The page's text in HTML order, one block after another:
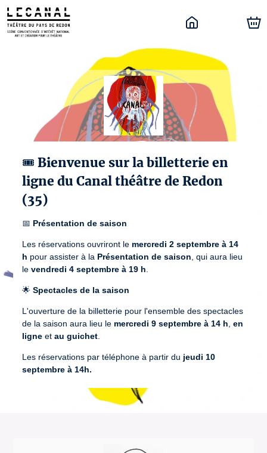
🎟️ Bienvenue sur la billetterie en
ligne du Canal théâtre de Redon
(35)
📅 Présentation de saison
Les réservations ouvriront le mercredi 2 septembre à 14
h pour assister à la Présentation de saison , qui aura lieu
le vendredi 4 septembre à 19 h
🌟 Spectacles de la saison
L'ouverture de la billetterie pour l'ensemble des spectacles
de la saison aura lieu le mercredi 9 septembre à 14 h en
ligne et au guichet
Les réservations par téléphone à partir du jeudi 10
septembre à 14h.